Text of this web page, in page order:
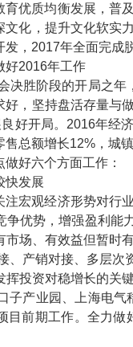
育优质均衡发展，普
化，提升文化软实
，2017年全面完成
好2016年工作
决胜阶段的开局之
好，坚持盘活存量与
良好开局。2016年
总额增长12%，城
好六个方面工作：
快发展
注宏观经济形势对行
优势，增强盈利能
场、有效益但暂时
、产销对接、多层
投资对稳增长的关
子产业园、上海电
目前期工作。全力